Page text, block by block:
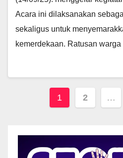
Acara ini dilaksanakan
sekaligus untuk
kemerdekaan. Ratusan
Paginasi
1 2 …